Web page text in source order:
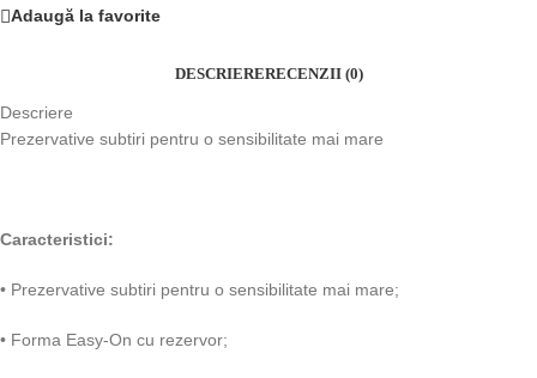
Adaugă la favorite
DESCRIERERECENZII (0)
Descriere
Prezervative subtiri pentru o sensibilitate mai mare
Caracteristici:
• Prezervative subtiri pentru o sensibilitate mai mare;
• Forma Easy-On cu rezervor;